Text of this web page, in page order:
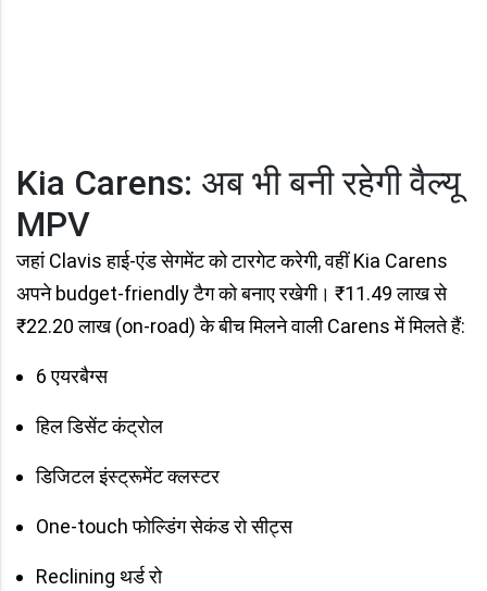
Kia Carens: अब भी बनी रहेगी वैल्यू
MPV
जहां Clavis हाई-एंड सेगमेंट को टारगेट करेगी, वहीं Kia Carens
अपने budget-friendly टैग को बनाए रखेगी। ₹11.49 लाख से
₹22.20 लाख (on-road) के बीच मिलने वाली Carens में मिलते हैं:
6 एयरबैग्स
हिल डिसेंट कंट्रोल
डिजिटल इंस्ट्रूमेंट क्लस्टर
One-touch फोल्डिंग सेकंड रो सीट्स
Reclining थर्ड रो